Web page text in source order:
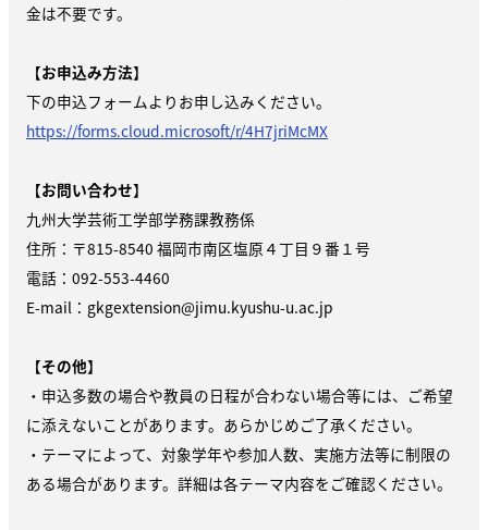
金は不要です。
【お申込み方法】
下の申込フォームよりお申し込みください。
https://forms.cloud.microsoft/r/4H7jriMcMX
【お問い合わせ】
九州大学芸術工学部学務課教務係
住所：〒815-8540 福岡市南区塩原４丁目９番１号
電話：092-553-4460
E-mail：gkgextension@jimu.kyushu-u.ac.jp
【その他】
・申込多数の場合や教員の日程が合わない場合等には、ご希望
に添えないことがあります。あらかじめご了承ください。
・テーマによって、対象学年や参加⼈数、実施⽅法等に制限の
ある場合があります。詳細は各テーマ内容をご確認ください。